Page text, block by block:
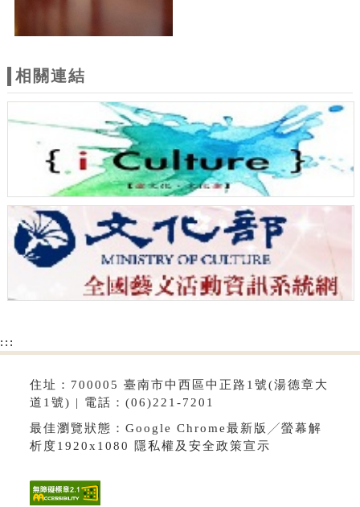
相關連結
:::
住址：700005 臺南市中西區中正路1號(湯德章大
道1號) | 電話：(06)221-7201
最佳瀏覽狀態：Google Chrome最新版╱螢幕解
析度1920x1080 隱私權及安全政策宣示